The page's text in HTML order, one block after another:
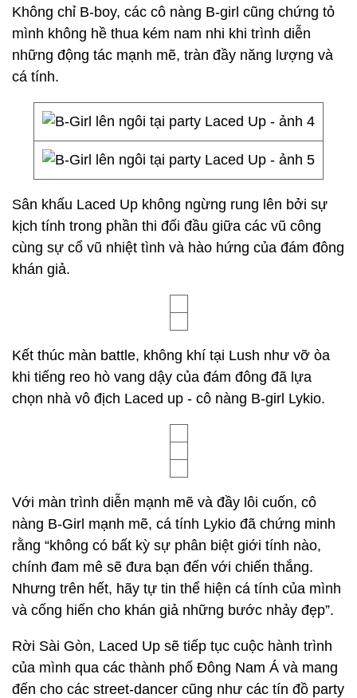
Không chỉ B-boy, các cô nàng B-girl cũng chứng tỏ
mình không hề thua kém nam nhi khi trình diễn
những động tác mạnh mẽ, tràn đầy năng lượng và
cá tính.
Sân khấu Laced Up không ngừng rung lên bởi sự
kịch tính trong phần thi đối đầu giữa các vũ công
cùng sự cổ vũ nhiệt tình và hào hứng của đám đông
khán giả.
Kết thúc màn battle, không khí tại Lush như vỡ òa
khi tiếng reo hò vang dậy của đám đông đã lựa
chọn nhà vô địch Laced up - cô nàng B-girl Lykio.
Với màn trình diễn mạnh mẽ và đầy lôi cuốn, cô
nàng B-Girl mạnh mẽ, cá tính Lykio đã chứng minh
rằng “không có bất kỳ sự phân biệt giới tính nào,
chính đam mê sẽ đưa bạn đến với chiến thắng.
Nhưng trên hết, hãy tự tin thể hiện cá tính của mình
và cống hiến cho khán giả những bước nhảy đẹp”.
Rời Sài Gòn, Laced Up sẽ tiếp tục cuộc hành trình
của mình qua các thành phố Đông Nam Á và mang
đến cho các street-dancer cũng như các tín đồ party